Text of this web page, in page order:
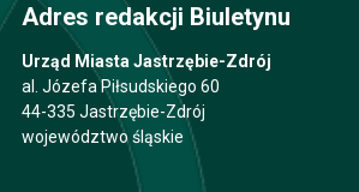
Adres redakcji Biuletynu
Urząd Miasta Jastrzębie-Zdrój
al. Józefa Piłsudskiego 60
44-335 Jastrzębie-Zdrój
województwo śląskie